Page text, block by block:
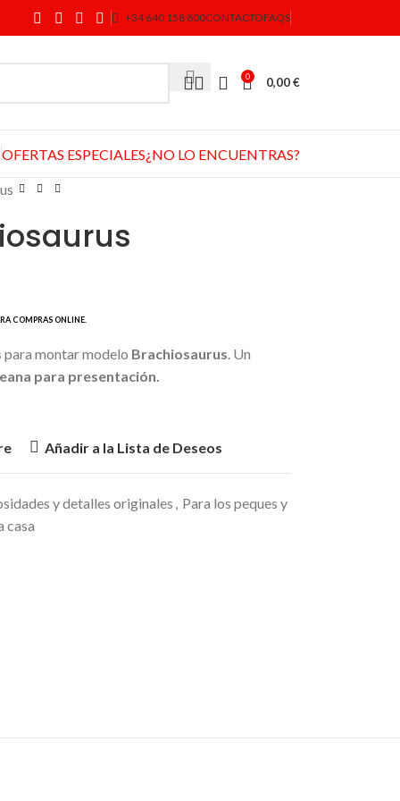
+34 640 158 800CONTACTOFAQS
0 0,00€
OFERTAS ESPECIALES¿NO LO ENCUENTRAS?
para montar modelo Brachiosaurus. Un
para presentación.
Añadir a la Lista de Deseos
y detalles originales , Para los peques y
casa